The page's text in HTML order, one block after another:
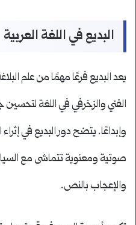
البديع في اللغة العربية
يعد البديع فرعًا مهمًا من علم
الفني والزخرفي في اللغة
وإبداعًا. يتضح دور البديع في
صوتية ومعنوية تتماشى مع
والإعجاب بالنص.